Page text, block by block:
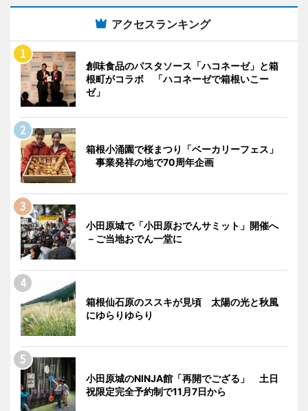
アクセスランキング
創味食品のパスタソース「ハコネーゼ」と箱
根町がコラボ 「ハコネーゼで箱根いこー
ゼ」
箱根小涌園で桜まつり「ベーカリーフェス」
事業発祥の地で70周年企画
小田原城で「小田原おでんサミット」開催へ
－ご当地おでん一堂に
箱根仙石原のススキが見頃 太陽の光と秋風
にゆらりゆらり
小田原城のNINJA館「再開でござる」 土日
祝限定完全予約制で11月7日から